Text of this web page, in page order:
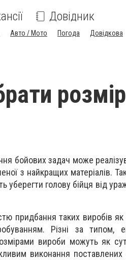
Довідник
Авто / Мото Погода Довідкова
розмір
бойових задач може
з найкращих матеріалів.
уберегти голову бійця від
придбання таких виробів як
Різні за типом,
вироби можуть як
виконання